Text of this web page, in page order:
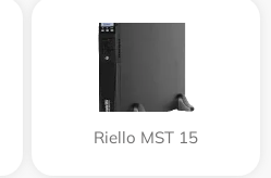
Riello MST 15